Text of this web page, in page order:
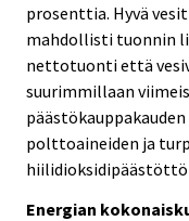
prosenttia. Hyvä
mahdollisti tuonnin
nettotuonti että
suurimmillaan
polttoaineiden ja
Energian